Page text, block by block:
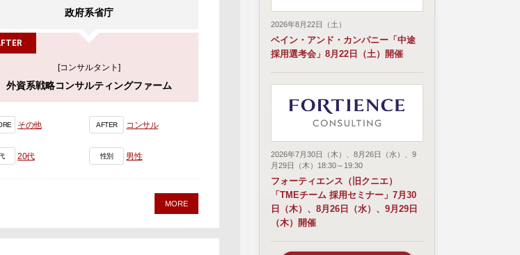
政府系省庁
[コンサルタント]
外資系戦略コンサルティングファーム
その他 AFTER コンサル
20代 性別 男性
MORE
2026年8月22日（土）
ベイン・アンド・カンパニー「中途
採用選考会」8月22日（土）開催
2026年7月30日（木）、8月26日（水）、9
月29日（木）18:30～19:30
フォーティエンス（旧クニエ）
「TMEチーム 採用セミナー」7月30
日（木）、8月26日（水）、9月29日
（木）開催